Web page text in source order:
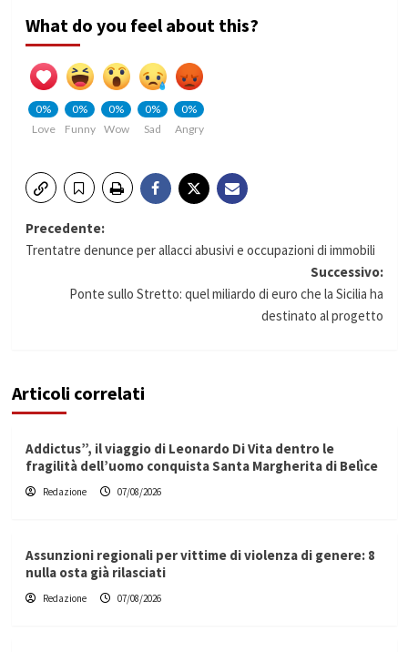
What do you feel about this?
0%
Love
0%
Funny
0%
Wow
0%
Sad
0%
Angry
Navigazione
Precedente:
Trentatre denunce per allacci abusivi e occupazioni di immobili
Successivo:
Ponte sullo Stretto: quel miliardo di euro che la Sicilia ha
destinato al progetto
Articoli correlati
Addictus”, il viaggio di Leonardo Di Vita dentro le
fragilità dell’uomo conquista Santa Margherita di Belìce
Redazione 07/08/2026
Assunzioni regionali per vittime di violenza di genere: 8
nulla osta già rilasciati
Redazione 07/08/2026